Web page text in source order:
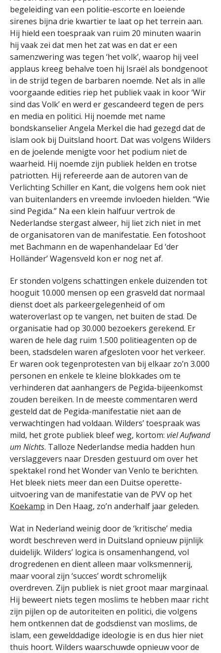
begeleiding van een politie-escorte en loeiende
sirenes bijna drie kwartier te laat op het terrein aan.
Hij hield een toespraak van ruim 20 minuten waarin
hij vaak zei dat men het zat was en dat er een
samenzwering was tegen ‘het volk’, waarop hij veel
applaus kreeg behalve toen hij Israël als bondgenoot
in de strijd tegen de barbaren noemde. Net als in alle
voorgaande edities riep het publiek vaak in koor ‘Wir
sind das Volk’ en werd er gescandeerd tegen de pers
en media en politici. Hij noemde met name
bondskanselier Angela Merkel die had gezegd dat de
islam ook bij Duitsland hoort. Dat was volgens Wilders
en de joelende menigte voor het podium niet de
waarheid. Hij noemde zijn publiek helden en trotse
patriotten. Hij refereerde aan de autoren van de
Verlichting Schiller en Kant, die volgens hem ook niet
van buitenlanders en vreemde invloeden hielden. “Wie
sind Pegida.” Na een klein halfuur vertrok de
Nederlandse stergast alweer, hij liet zich niet in met
de organisatoren van de manifestatie. Een fotoshoot
met Bachmann en de wapenhandelaar Ed ‘der
Holländer’ Wagensveld kon er nog net af.
Er stonden volgens schattingen enkele duizenden tot
hooguit 10.000 mensen op een grasveld dat normaal
dienst doet als parkeergelegenheid of om
wateroverlast op te vangen, net buiten de stad. De
organisatie had op 30.000 bezoekers gerekend. Er
waren de hele dag ruim 1.500 politieagenten op de
been, stadsdelen waren afgesloten voor het verkeer.
Er waren ook tegenprotesten van bij elkaar zo’n 3.000
personen en enkele te kleine blokkades om te
verhinderen dat aanhangers de Pegida-bijeenkomst
zouden bereiken. In de meeste commentaren werd
gesteld dat de Pegida-manifestatie niet aan de
verwachtingen had voldaan. Wilders’ toespraak was
mild, het grote publiek bleef weg, kortom: viel Aufwand
um Nichts. Talloze Nederlandse media hadden hun
verslaggevers naar Dresden gestuurd om over het
spektakel rond het Wonder van Venlo te berichten.
Het bleek niets meer dan een Duitse operette-
uitvoering van de manifestatie van de PVV op het
Koekamp in Den Haag, zo’n anderhalf jaar geleden.
Wat in Nederland weinig door de ‘kritische’ media
wordt beschreven werd in Duitsland opnieuw pijnlijk
duidelijk. Wilders’ logica is onsamenhangend, vol
drogredenen en dient alleen maar volksmennerij,
maar vooral zijn ‘succes’ wordt schromelijk
overdreven. Zijn publiek is niet groot maar marginaal.
Hij beweert niets tegen moslims te hebben maar richt
zijn pijlen op de autoriteiten en politici, die volgens
hem ontkennen dat de godsdienst van moslims, de
islam, een gewelddadige ideologie is en dus hier niet
thuis hoort. Wilders waarschuwde opnieuw voor de